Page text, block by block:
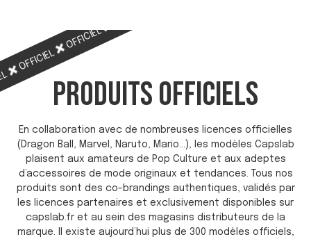
OFFICIEL
OFFICIEL
PRODUITS OFFICIELS
En collaboration avec de nombreuses licences officielles
(Dragon Ball, Marvel, Naruto, Mario…), les modèles Capslab
plaisent aux amateurs de Pop Culture et aux adeptes
d’accessoires de mode originaux et tendances. Tous nos
produits sont des co-brandings authentiques, validés par
les licences partenaires et exclusivement disponibles sur
capslab.fr et au sein des magasins distributeurs de la
marque. Il existe aujourd’hui plus de 300 modèles officiels,